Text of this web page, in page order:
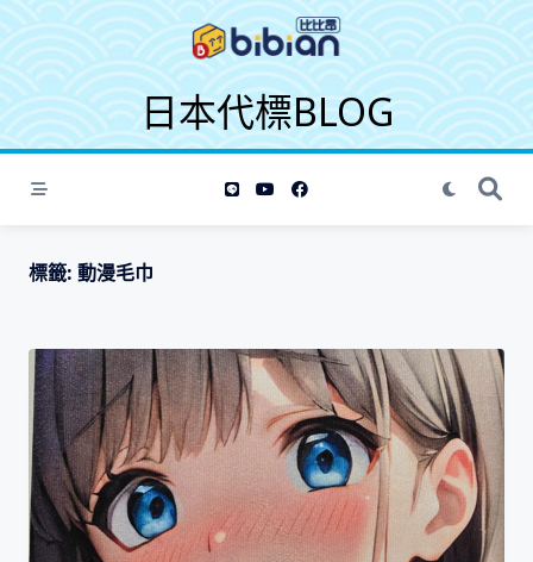
S
k
p
o
日本代標BLOG
標籤: 動漫毛巾